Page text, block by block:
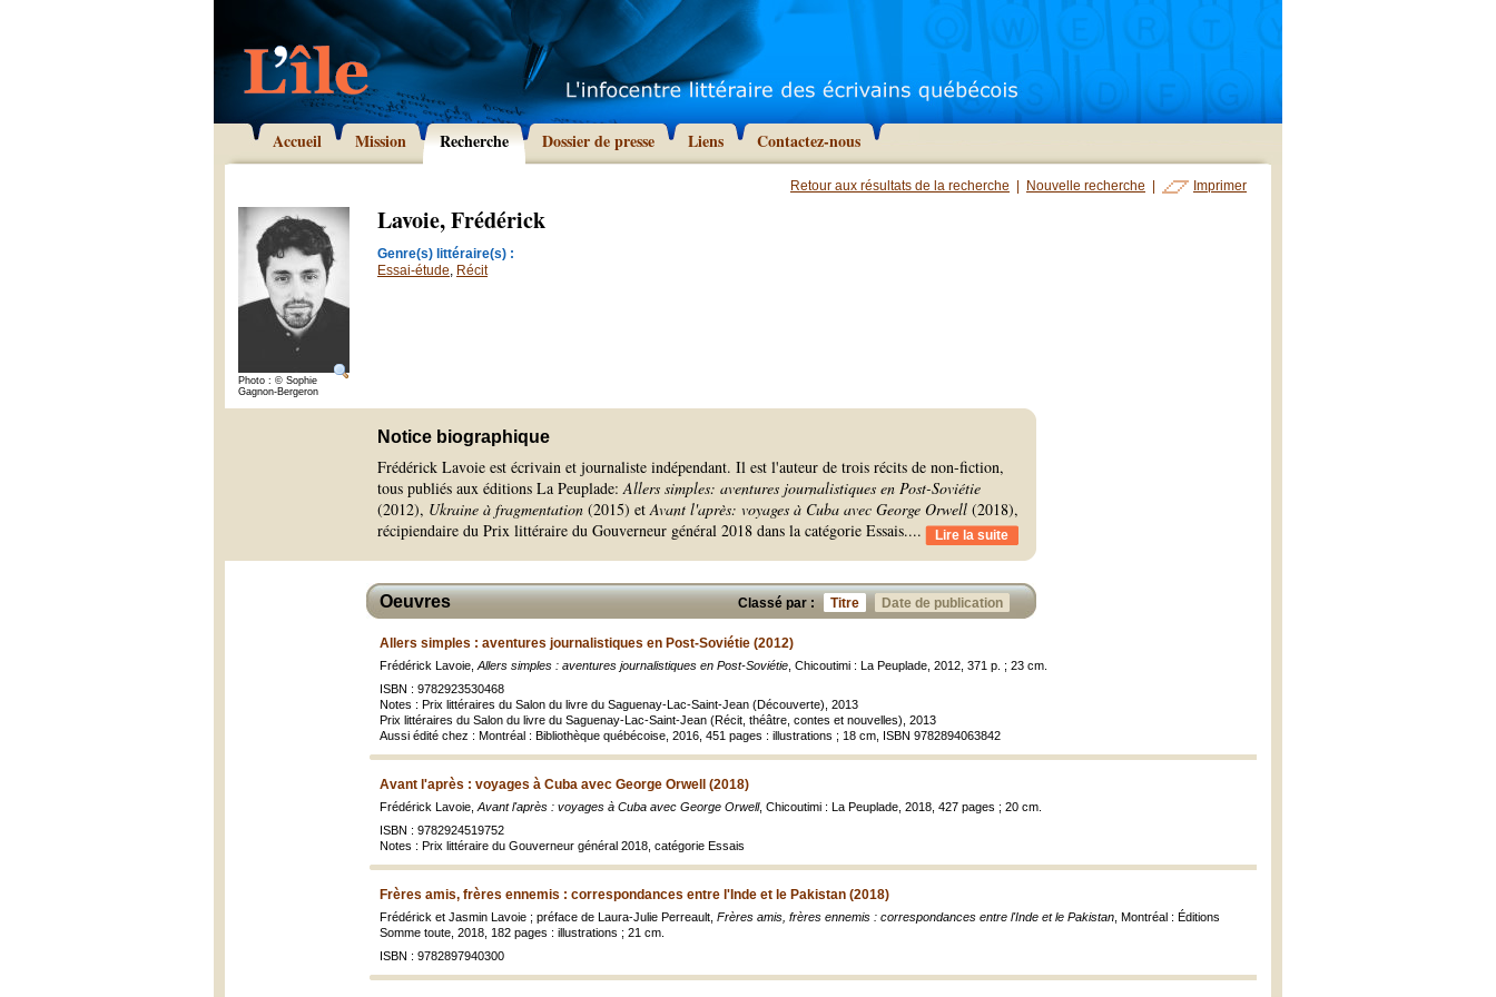
Accueil Mission Recherche Dossier de presse Liens Contactez-nous
Retour aux résultats de la recherche Nouvelle recherche Imprimer
Photo : © Sophie
Gagnon-Bergeron
Lavoie, Frédérick
Genre(s) littéraire(s) :
Essai-étude, Récit
Notice biographique
Frédérick Lavoie est écrivain et journaliste indépendant. Il est l'auteur de trois récits de non-fiction,
tous publiés aux éditions La Peuplade:Allers simples: aventures journalistiques en Post-Soviétie
(2012), Ukraine à fragmentation (2015) etAvant l'après: voyages à Cuba avec George Orwell (2018),
récipiendaire du Prix littéraire du Gouverneur général 2018 dans la catégorie Essais.... Lire la suite
Classé par : Titre Date de publication
Oeuvres
Allers simples : aventures journalistiques en Post-Soviétie (2012)
Frédérick Lavoie, Allers simples : aventures journalistiques en Post-Soviétie , Chicoutimi : La Peuplade, 2012, 371 p. ; 23 cm.
ISBN : 9782923530468
Notes : Prix littéraires du Salon du livre du Saguenay-Lac-Saint-Jean (Découverte), 2013
Prix littéraires du Salon du livre du Saguenay-Lac-Saint-Jean (Récit, théâtre, contes et nouvelles), 2013
Aussi édité chez : Montréal : Bibliothèque québécoise, 2016, 451 pages : illustrations ; 18 cm, ISBN 9782894063842
Avant l'après : voyages à Cuba avec George Orwell (2018)
Frédérick Lavoie, Avant l'après : voyages à Cuba avec George Orwell, Chicoutimi : La Peuplade, 2018, 427 pages ; 20 cm.
ISBN : 9782924519752
Notes : Prix littéraire du Gouverneur général 2018, catégorie Essais
Frères amis, frères ennemis : correspondances entre l'Inde et le Pakistan (2018)
Frédérick et Jasmin Lavoie ; préface de Laura-Julie Perreault, Frères amis, frères ennemis : correspondances entre l'Inde et le Pakistan , Montréal : Éditions
Somme toute, 2018, 182 pages : illustrations ; 21 cm.
ISBN : 9782897940300